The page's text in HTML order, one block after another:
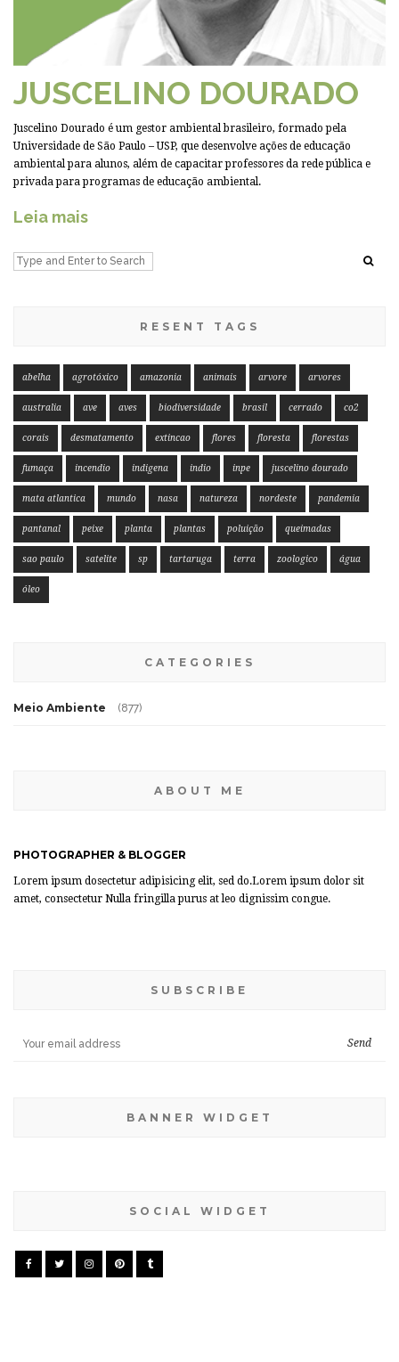
JUSCELINO DOURADO
Juscelino Dourado é um gestor ambiental brasileiro, formado pela
Universidade de São Paulo – USP, que desenvolve ações de educação
ambiental para alunos, além de capacitar professores da rede pública e
privada para programas de educação ambiental.
Leia mais
RESENT TAGS
abelha agrotóxico amazonia animais arvore arvores
australia ave aves biodiversidade brasil cerrado co2
corais desmatamento extincao flores floresta florestas
fumaça incendio indigena indio inpe juscelino dourado
mata atlantica mundo nasa natureza nordeste pandemia
pantanal peixe planta plantas poluição queimadas
sao paulo satelite sp tartaruga terra zoologico água
óleo
CATEGORIES
Meio Ambiente (877)
ABOUT ME
PHOTOGRAPHER & BLOGGER
Lorem ipsum dosectetur adipisicing elit, sed do.Lorem ipsum dolor sit
amet, consectetur Nulla fringilla purus at leo dignissim congue.
SUBSCRIBE
BANNER WIDGET
SOCIAL WIDGET